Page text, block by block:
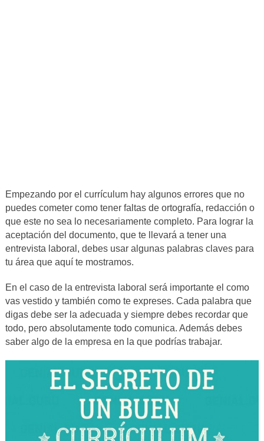
Empezando por el currículum hay algunos errores que no
puedes cometer como tener faltas de ortografía, redacción o
que este no sea lo necesariamente completo. Para lograr la
aceptación del documento, que te llevará a tener una
entrevista laboral, debes usar algunas palabras claves para
tu área que aquí te mostramos.
En el caso de la entrevista laboral será importante el como
vas vestido y también como te expreses. Cada palabra que
digas debe ser la adecuada y siempre debes recordar que
todo, pero absolutamente todo comunica. Además debes
saber algo de la empresa en la que podrías trabajar.